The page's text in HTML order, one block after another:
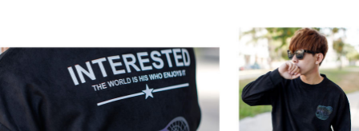
「AFTEE先享後付」，若未經同意申辦者引起之損失，本公司不負相關責
４．使用「AFTEE先享後付」時，將依據個別帳號之用戶狀況，依本公司即
時審查核予不同之上限額度；若仍有額度不足之情形，本公司將視審查結果
請求用戶進行身份認證。
５．嚴禁一人註冊多個帳號或使用他人資訊註冊。若發現惡意使用之情形，
恩沛科技股份有限公司將有權停止該用戶之使用額度並採取法律行動。